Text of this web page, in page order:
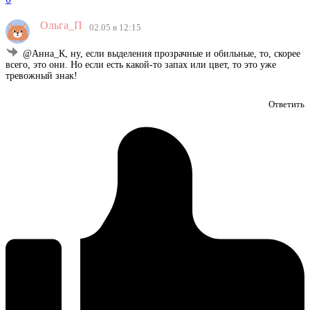
Ольга_П 02.05 в 12:15
@Анна_К, ну, если выделения прозрачные и обильные, то, скорее
всего, это они. Но если есть какой-то запах или цвет, то это уже
тревожный знак!
Ответить